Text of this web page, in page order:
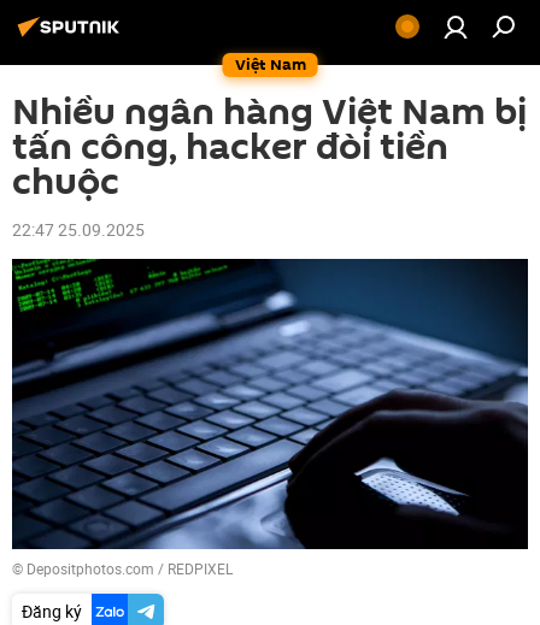
Việt Nam
Nhiều ngân hàng Việt Nam bị
tấn công, hacker đòi tiền
chuộc
22:47 25.09.2025
© Depositphotos.com / REDPIXEL
Đăng ký